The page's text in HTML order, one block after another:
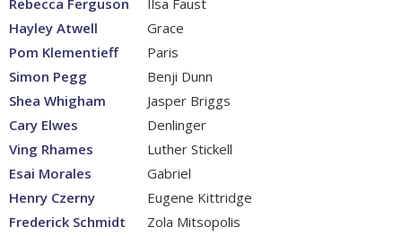
Rebecca Ferguson
Ilsa Faust
Hayley Atwell
Grace
Pom Klementieff
Paris
Simon Pegg
Benji Dunn
Shea Whigham
Jasper Briggs
Cary Elwes
Denlinger
Ving Rhames
Luther Stickell
Esai Morales
Gabriel
Henry Czerny
Eugene Kittridge
Frederick Schmidt
Zola Mitsopolis